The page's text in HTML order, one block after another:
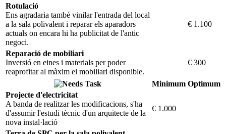
Rotulació
Ens agradaria també vinilar l'entrada del local
a la sala polivalent i reparar els aparadors
actuals on encara hi ha publicitat de l'antic
negoci.
€ 1.100
Reparació de mobiliari
Inversió en eines i materials per poder
reaprofitar al màxim el mobiliari disponible.
€ 300
Task Minimum Optimum
Projecte d'electricitat
A banda de realitzar les modificacions, s'ha
d'assumir l'estudi tècnic d'un arquitecte de la
nova instal·lació
€ 1.000